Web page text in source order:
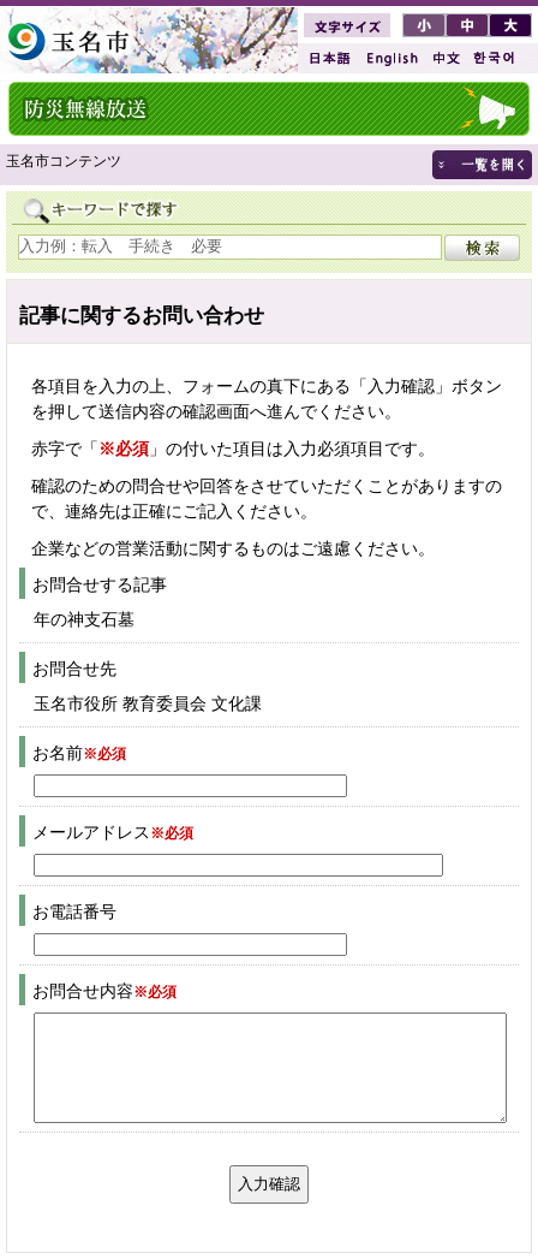
玉名市コンテンツ
記事に関するお問い合わせ
各項目を入力の上、フォームの真下にある「入力確認」ボタン
を押して送信内容の確認画面へ進んでください。
赤字で「 ※必須 」の付いた項目は入力必須項目です。
確認のための問合せや回答をさせていただくことがありますの
で、連絡先は正確にご記入ください。
企業などの営業活動に関するものはご遠慮ください。
お問合せする記事
年の神支石墓
お問合せ先
玉名市役所 教育委員会 文化課
お名前※必須
メールアドレス ※必須
お電話番号
お問合せ内容※必須